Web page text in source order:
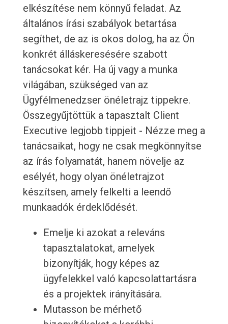
elkészítése nem könnyű feladat. Az
általános írási szabályok betartása
segíthet, de az is okos dolog, ha az Ön
konkrét álláskeresésére szabott
tanácsokat kér. Ha új vagy a munka
világában, szükséged van az
Ügyfélmenedzser önéletrajz tippekre.
Összegyűjtöttük a tapasztalt Client
Executive legjobb tippjeit - Nézze meg a
tanácsaikat, hogy ne csak megkönnyítse
az írás folyamatát, hanem növelje az
esélyét, hogy olyan önéletrajzot
készítsen, amely felkelti a leendő
munkaadók érdeklődését.
Emelje ki azokat a releváns
tapasztalatokat, amelyek
bizonyítják, hogy képes az
ügyfelekkel való kapcsolattartásra
és a projektek irányítására.
Mutasson be mérhető